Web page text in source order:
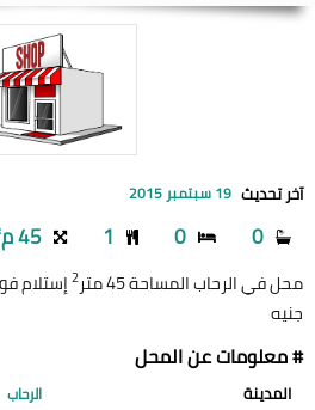
آخر تحديث 19 سبتمبر 2015
0
0
1 45 م²
محل في الرحاب المساحة 45 متر 2
جنيه
# معلومات عن المحل
المدينة الرحاب